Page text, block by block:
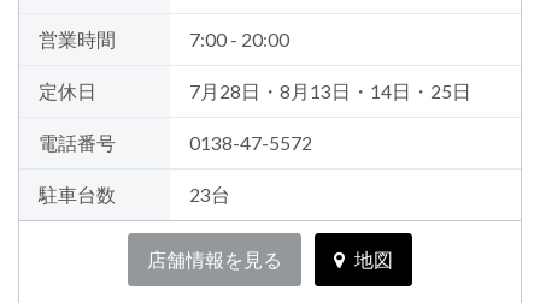
営業時間 7:00 - 20:00
定休日 7月28日・8月13日・14日・25日
電話番号 0138-47-5572
駐車台数 23台
店舗情報を見る 地図